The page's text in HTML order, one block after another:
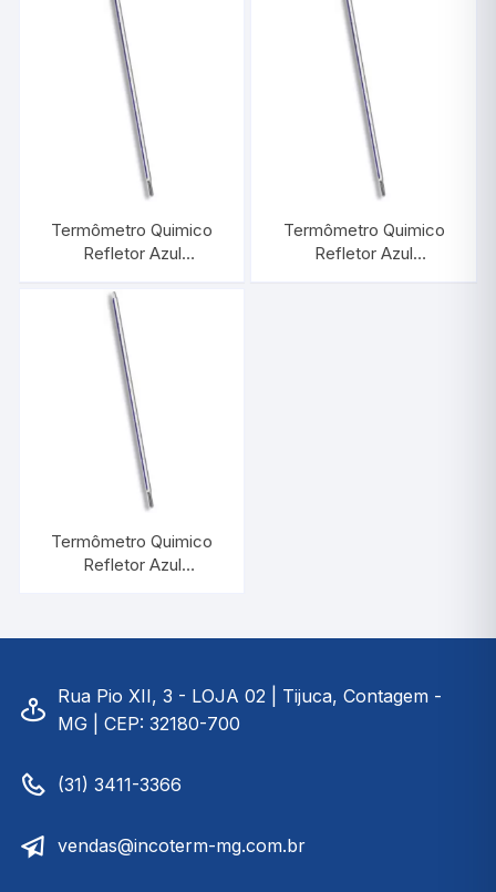
Termômetro Quimico
Refletor Azul
INCOTERM 5048
Termômetro Quimico
Refletor Azul
Termômetro Quimico
Refletor Azul
Rua Pio XII, 3 - LOJA 02 | Tijuca, Contagem -
MG | CEP: 32180-700
(31) 3411-3366
vendas@incoterm-mg.com.br